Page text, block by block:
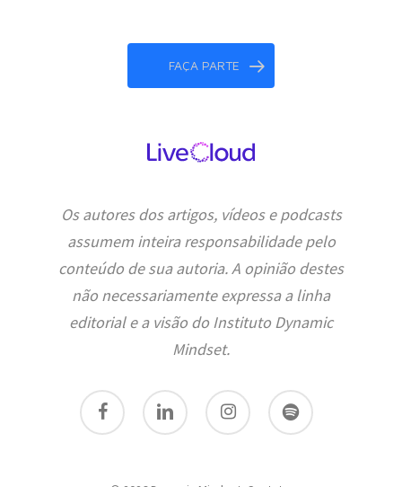
FAÇA PARTE
Os autores dos artigos, vídeos e podcasts
assumem inteira responsabilidade pelo
conteúdo de sua autoria. A opinião destes
não necessariamente expressa a linha
editorial e a visão do Instituto Dynamic
Mindset.
facebook linkedin instagram spotify